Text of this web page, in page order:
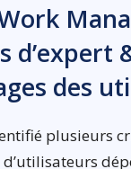
d’expert
des
plusieurs